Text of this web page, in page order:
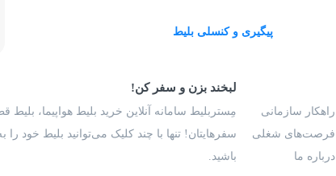
پیگیری و کنسلی بلیط
راهکار سازمانی
فرصت‌های شغلی
درباره ما
لبخند بزن و سفر کن!
مِستربلیط سامانه آنلاین خرید بلیط هواپیما،
سفرهایتان! تنها با چند کلیک می‌توانید بلیط خود
باشید.